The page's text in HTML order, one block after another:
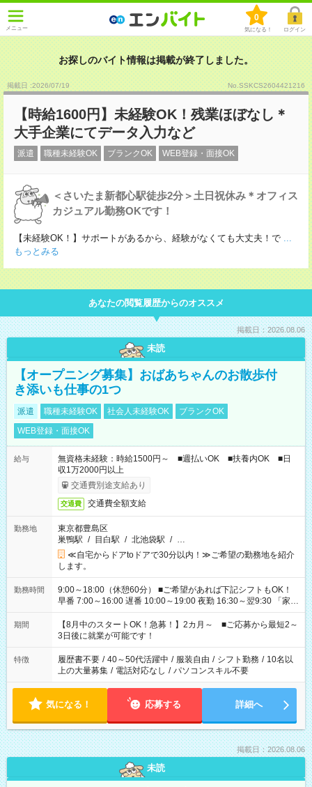
メニュー
0
気になる！ ログイン
お探しのバイト情報は掲載が終了しました。
掲載日 :2026/07/19 No.SSKCS2604421216
【時給1600円】未経験OK！残業ほぼなし＊
大手企業にてデータ入力など
派遣 職種未経験OK ブランクOK WEB登録・面接OK
＜さいたま新都心駅徒歩2分＞土日祝休み＊オフィス
カジュアル勤務OKです！
【未経験OK！】サポートがあるから、経験がなくても大丈夫！で ...
もっとみる
あなたの閲覧履歴からのオススメ
掲載日：2026.08.06
未読
【オープニング募集】おばあちゃんのお散歩付
き添いも仕事の1つ
派遣 職種未経験OK 社会人未経験OK
ブランクOK
WEB登録・面接OK
給与
無資格未経験：時給1500円～ ■週払いOK ■扶養内OK ■日
収1万2000円以上
交通費別途支給あり
交通費 交通費全額支給
勤務地
東京都豊島区
巣鴨駅 / 目白駅 / 北池袋駅 / …
≪自宅からドアtoドアで30分以内！≫ご希望の勤務地を紹介
します。
勤務時間
9:00～18:00（休憩60分） ■ご希望があれば下記シフトもOK！
早番 7:00～16:00 遅番 10:00～19:00 夜勤 16:30～翌9:30 「家族
と休みを合わせたい」 「余裕を持って夕飯の準備がしたい」
「できれば残業はしたくない」 など、ご希望を教えてください
ね。 ※Wワーク希望の方へ 今ご覧のお仕事で希望する勤務時間
と、もう1つのお仕事の勤務時間。 合計で週40時間を超える場
合は応募できません。
期間
【8月中のスタートOK！急募！】2カ月～ ■ご応募から最短2～
3日後に就業が可能です！
特徴 履歴書不要 / 40～50代活躍中 / 服装自由 / シフト勤務 / 10名以
上の大量募集 / 電話対応なし / パソコンスキル不要
気になる！ 応募する 詳細へ
掲載日：2026.08.06
未読